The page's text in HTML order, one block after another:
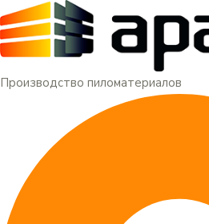
Производство пиломатериалов
Меню
Перейти
к
содержимому